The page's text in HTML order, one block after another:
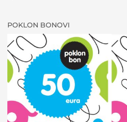
POKLON BONOVI